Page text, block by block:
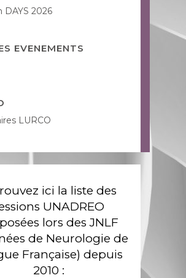
DAYS 2026
EVENEMENTS
LURCO
ici la liste des
UNADREO
lors des JNLF
de Neurologie de
Française) depuis
2010 :